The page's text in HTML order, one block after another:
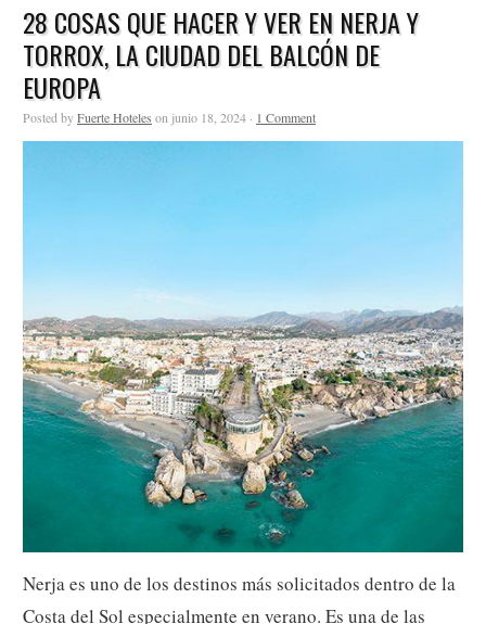
28 COSAS QUE HACER Y VER EN NERJA Y
TORROX, LA CIUDAD DEL BALCÓN DE
EUROPA
Posted byFuerte Hoteles on junio 18, 2024 · 1 Comment
Nerja es uno de los destinos más solicitados dentro de la
Costa del Sol especialmente en verano. Es una de las